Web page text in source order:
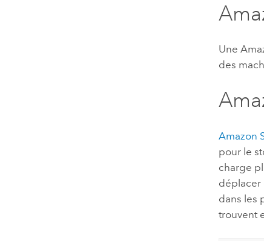
Une
des
Amazon
pour le
charge
déplacer
dans les
trouvent